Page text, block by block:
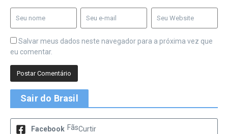
Salvar meus dados neste navegador para a próxima vez que
eu comentar.
Sair do Brasil
Facebook FãsCurtir